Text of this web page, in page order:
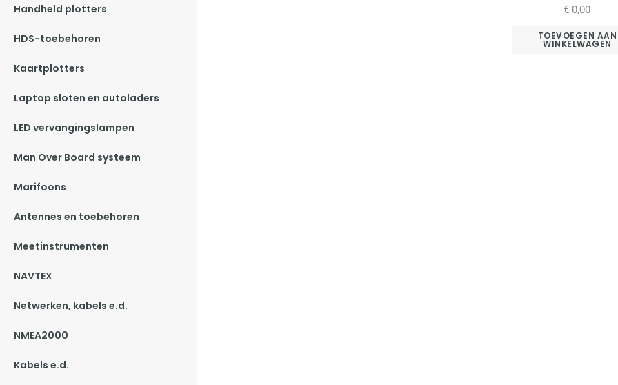
Handheld plotters
HDS-toebehoren
Kaartplotters
Laptop sloten en autoladers
LED vervangingslampen
Man Over Board systeem
Marifoons
Antennes en toebehoren
Meetinstrumenten
NAVTEX
Netwerken, kabels e.d.
NMEA2000
Kabels e.d.
€ 0,00
TOEVOEGEN AAN
WINKELWAGEN